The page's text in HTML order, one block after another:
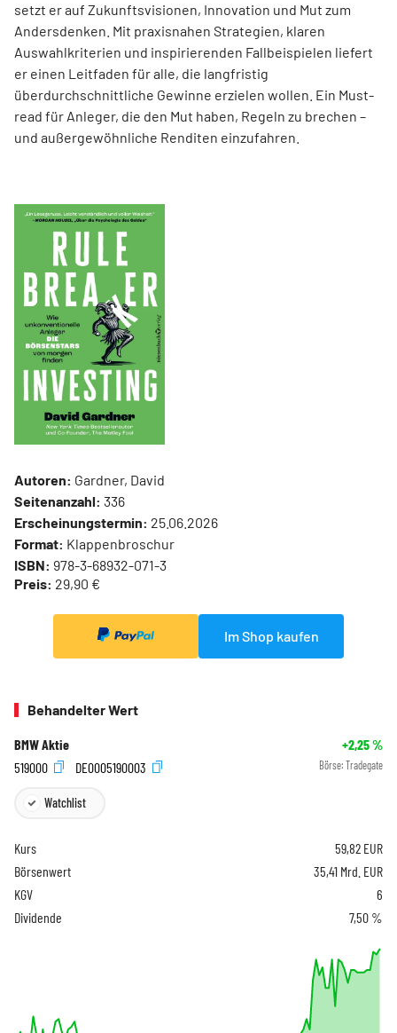
setzt er auf Zukunftsvisionen, Innovation und Mut zum
Andersdenken. Mit praxisnahen Strategien, klaren
Auswahlkriterien und inspirierenden Fallbeispielen liefert
er einen Leit­faden für alle, die langfristig
überdurchschnittliche Gewinne erzielen wollen. Ein Must-
read für Anleger, die den Mut haben, Regeln zu brechen –
und außergewöhnliche Renditen einzufahren.
Autoren: Gardner, David
Seitenanzahl: 336
Erscheinungstermin: 25.06.2026
Format: Klappenbroschur
ISBN: 978-3-68932-071-3
Preis: 29,90 €
Im Shop kaufen
Behandelter Wert
BMW Aktie +2,25%
519000
DE0005190003 Börse: Tradegate
Watchlist
Kurs 59,82 EUR
Börsenwert
35,41 Mrd. EUR
KGV
6
Dividende
7,50 %